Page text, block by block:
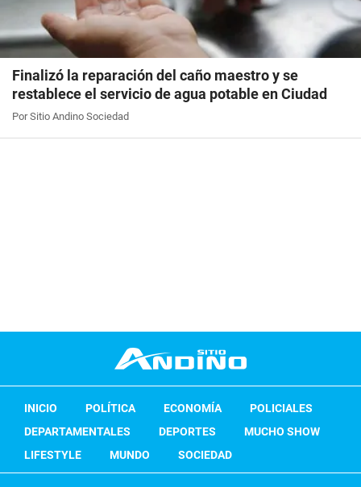
Finalizó la reparación del caño maestro y se
restablece el servicio de agua potable en Ciudad
Por Sitio Andino Sociedad
INICIO POLÍTICA ECONOMÍA
POLICIALES
DEPARTAMENTALES
DEPORTES
MUCHO SHOW
LIFESTYLE
MUNDO SOCIEDAD